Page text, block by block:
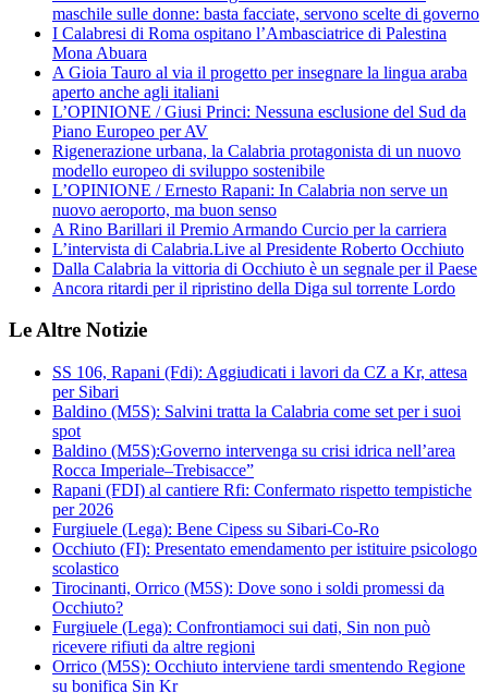
maschile sulle donne: basta facciate, servono scelte di governo
I Calabresi di Roma ospitano l’Ambasciatrice di Palestina
Mona Abuara
A Gioia Tauro al via il progetto per insegnare la lingua araba
aperto anche agli italiani
L’OPINIONE / Giusi Princi: Nessuna esclusione del Sud da
Piano Europeo per AV
Rigenerazione urbana, la Calabria protagonista di un nuovo
modello europeo di sviluppo sostenibile
L’OPINIONE / Ernesto Rapani: In Calabria non serve un
nuovo aeroporto, ma buon senso
A Rino Barillari il Premio Armando Curcio per la carriera
L’intervista di Calabria.Live al Presidente Roberto Occhiuto
Dalla Calabria la vittoria di Occhiuto è un segnale per il Paese
Ancora ritardi per il ripristino della Diga sul torrente Lordo
Le Altre Notizie
SS 106, Rapani (Fdi): Aggiudicati i lavori da CZ a Kr, attesa
per Sibari
Baldino (M5S): Salvini tratta la Calabria come set per i suoi
spot
Baldino (M5S):Governo intervenga su crisi idrica nell’area
Rocca Imperiale–Trebisacce”
Rapani (FDI) al cantiere Rfi: Confermato rispetto tempistiche
per 2026
Furgiuele (Lega): Bene Cipess su Sibari-Co-Ro
Occhiuto (FI): Presentato emendamento per istituire psicologo
scolastico
Tirocinanti, Orrico (M5S): Dove sono i soldi promessi da
Occhiuto?
Furgiuele (Lega): Confrontiamoci sui dati, Sin non può
ricevere rifiuti da altre regioni
Orrico (M5S): Occhiuto interviene tardi smentendo Regione
su bonifica Sin Kr